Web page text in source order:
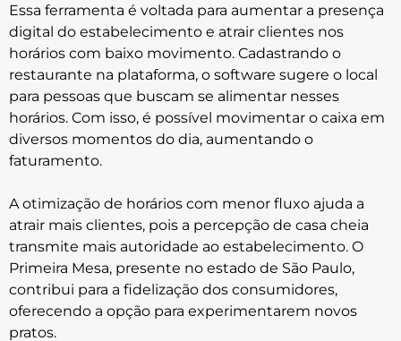
Essa ferramenta é voltada para aumentar a presença
digital do estabelecimento e atrair clientes nos
horários com baixo movimento. Cadastrando o
restaurante na plataforma, o software sugere o local
para pessoas que buscam se alimentar nesses
horários. Com isso, é possível movimentar o caixa em
diversos momentos do dia, aumentando o
faturamento.
A otimização de horários com menor fluxo ajuda a
atrair mais clientes, pois a percepção de casa cheia
transmite mais autoridade ao estabelecimento. O
Primeira Mesa, presente no estado de São Paulo,
contribui para a fidelização dos consumidores,
oferecendo a opção para experimentarem novos
pratos.